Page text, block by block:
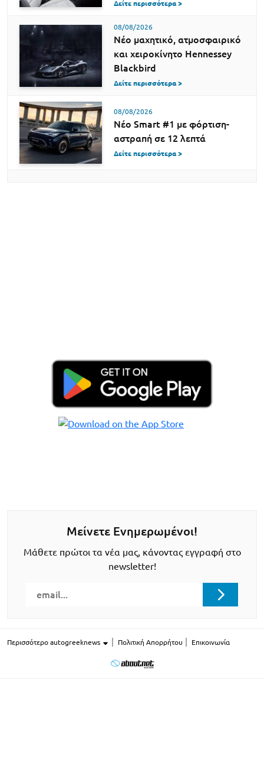
Δείτε περισσότερα >
08/08/2026
Νέο μαχητικό, ατμοσφαιρικό
και χειροκίνητο Hennessey
Blackbird
Δείτε περισσότερα >
08/08/2026
Νέο Smart #1 με φόρτιση-
αστραπή σε 12 λεπτά
Δείτε περισσότερα >
Μείνετε Ενημερωμένοι!
Μάθετε πρώτοι τα νέα μας, κάνοντας εγγραφή στο
newsletter!
Περισσότερο autogreeknews Πολιτική Απορρήτου Επικοινωνία